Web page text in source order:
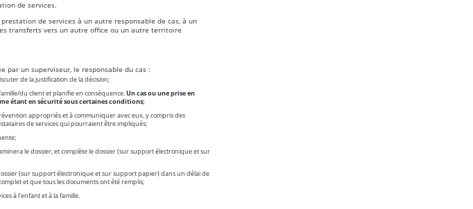
de services.
de services à un autre responsable de cas, à un
transferts vers un autre office ou un autre territoire
par un superviseur, le responsable du cas :
de la justification de la décision;
du client et planifie en conséquence.Un cas ou une prise en
étant en sécurité sous certaines conditions;
appropriés et à communiquer avec eux, y compris des
de services qui pourraient être impliqués;
le dossier, et complète le dossier (sur support électronique et sur
(sur support électronique et sur support papier) dans un délai de
et que tous les documents ont été remplis;
à l’enfant et à la famille.